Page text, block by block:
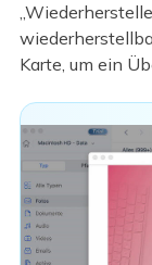
Karte, um ein